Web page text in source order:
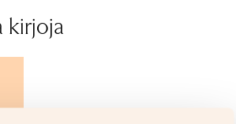
ja viihteen keinoin. Hän
Saara Kekäläinen.
kirjoja